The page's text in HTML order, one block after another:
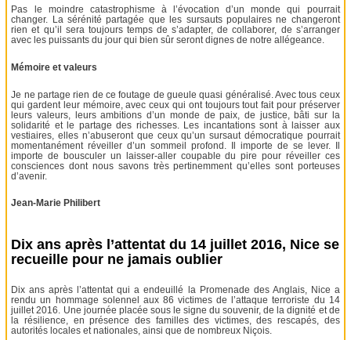
Pas le moindre catastrophisme à l’évocation d’un monde qui pourrait
changer. La sérénité partagée que les sursauts populaires ne changeront
rien et qu’il sera toujours temps de s’adapter, de collaborer, de s’arranger
avec les puissants du jour qui bien sûr seront dignes de notre allégeance.
Mémoire et valeurs
Je ne partage rien de ce foutage de gueule quasi généralisé. Avec tous ceux
qui gardent leur mémoire, avec ceux qui ont toujours tout fait pour préserver
leurs valeurs, leurs ambitions d’un monde de paix, de justice, bâti sur la
solidarité et le partage des richesses. Les incantations sont à laisser aux
vestiaires, elles n’abuseront que ceux qu’un sursaut démocratique pourrait
momentanément réveiller d’un sommeil profond. Il importe de se lever. Il
importe de bousculer un laisser-aller coupable du pire pour réveiller ces
consciences dont nous savons très pertinemment qu’elles sont porteuses
d’avenir.
Jean-Marie Philibert
Dix ans après l’attentat du 14 juillet 2016, Nice se
recueille pour ne jamais oublier
Dix ans après l’attentat qui a endeuillé la Promenade des Anglais, Nice a
rendu un hommage solennel aux 86 victimes de l’attaque terroriste du 14
juillet 2016. Une journée placée sous le signe du souvenir, de la dignité et de
la résilience, en présence des familles des victimes, des rescapés, des
autorités locales et nationales, ainsi que de nombreux Niçois.